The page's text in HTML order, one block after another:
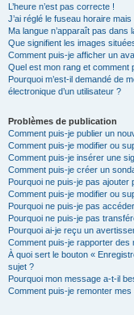
L’heure n’est pas correcte !
J’ai réglé le fuseau horaire
Ma langue n’apparaît pas dans
Que signifient les images
Comment puis-je afficher un
Quel est mon rang et comment
Pourquoi m’est-il demandé de
électronique d’un utilisateur ?
Problèmes de publication
Comment puis-je publier un
Comment puis-je modifier ou
Comment puis-je insérer une
Comment puis-je créer un
Pourquoi ne puis-je pas ajouter
Comment puis-je modifier ou
Pourquoi ne puis-je pas
Pourquoi ne puis-je pas
Pourquoi ai-je reçu un
Comment puis-je rapporter
À quoi sert le bouton «
sujet ?
Pourquoi mon message a-t-il
Comment puis-je remonter mes